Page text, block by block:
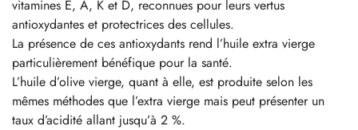
vitamines E, A, K et D, reconnues pour leurs vertus
antioxydantes et protectrices des cellules.
La présence de ces antioxydants rend l’huile extra vierge
particulièrement bénéfique pour la santé.
L’huile d’olive vierge, quant à elle, est produite selon les
mêmes méthodes que l’extra vierge mais peut présenter un
taux d’acidité allant jusqu’à 2 %.